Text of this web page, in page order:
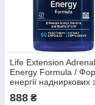
Life Extension Adrenal
Energy Formula /
енергії надниркових
60 капсул
888 ₴